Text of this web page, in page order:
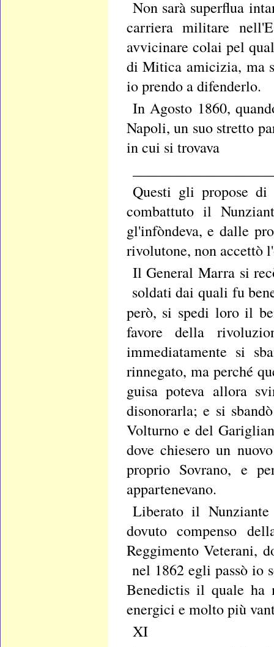
Non sarà superflua
carriera militare
avvicinare colai pel
di Mitica amicizia, ma
io prendo a difenderlo.
In Agosto 1860,
Napoli, un suo stretto
in cui si trovava
Questi gli propose
combattuto il
gl'infòndeva, e dalle
rivolutone, non accettò
Il General Marra si
soldati dai quali fu
però, si spedi loro il
favore della
immediatamente si
rinnegato, ma perché
guisa poteva allora
disonorarla; e si
Volturno e del
dove chiesero un
proprio Sovrano, e
appartenevano.
Liberato il
dovuto compenso
Reggimento Veterani,
nel 1862 egli passò io
Benedictis il quale ha
energici e molto più
XI